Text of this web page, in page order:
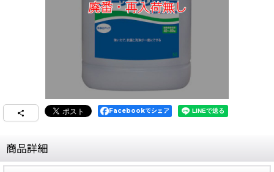
Facebookでシェア
商品詳細